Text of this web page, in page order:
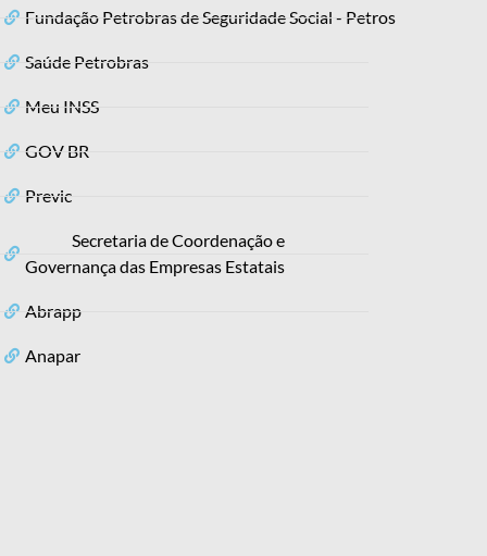
Fundação Petrobras de Seguridade Social - Petros
Saúde Petrobras
Meu INSS
GOV BR
Previc
Secretaria de Coordenação e
Governança das Empresas Estatais
Abrapp
Anapar